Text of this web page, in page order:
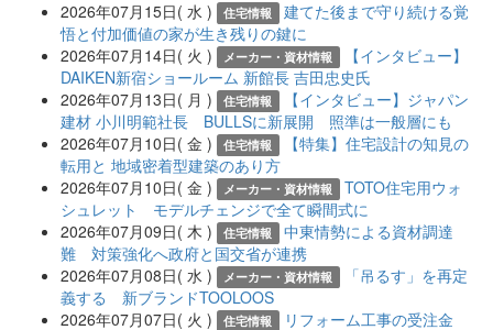
2026年07月15日( 水 )
住宅情報
建てた後まで守り続ける覚
悟と付加価値の家が生き残りの鍵に
2026年07月14日( 火 )
メーカー・資材情報
【インタビュー】
DAIKEN新宿ショールーム 新館長 吉田忠史氏
2026年07月13日( 月 )
住宅情報
【インタビュー】ジャパン
建材 小川明範社長 BULLSに新展開 照準は一般層にも
2026年07月10日( 金 )
住宅情報
【特集】住宅設計の知見の
転用と 地域密着型建築のあり方
2026年07月10日( 金 )
メーカー・資材情報
TOTO住宅用ウォ
シュレット モデルチェンジで全て瞬間式に
2026年07月09日( 木 )
住宅情報
中東情勢による資材調達
難 対策強化へ政府と国交省が連携
2026年07月08日( 水 )
メーカー・資材情報
「吊るす」を再定
義する 新ブランドTOOLOOS
2026年07月07日( 火 )
住宅情報
リフォーム工事の受注金